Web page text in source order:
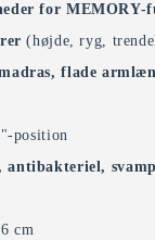
for MEMORY-
(højde, ryg,
flade
position
cm